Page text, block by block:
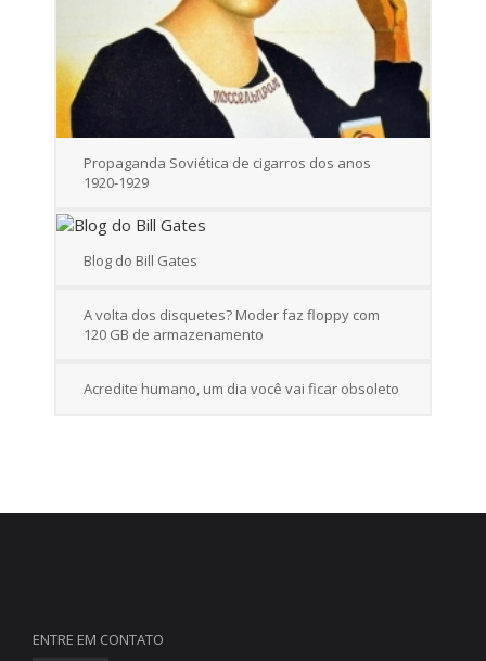
Propaganda Soviética de cigarros dos anos
1920-1929
Blog do Bill Gates
A volta dos disquetes? Moder faz floppy com
120 GB de armazenamento
Acredite humano, um dia você vai ficar obsoleto
ENTRE EM CONTATO